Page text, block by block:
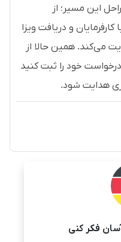
این مسیر؛ از
و دریافت ویزا
می‌کند. همین حالا از
درخواست خود را ثبت کنید
هدایت شود.
فکر کنی